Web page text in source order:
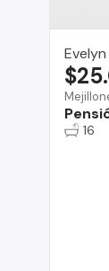
16